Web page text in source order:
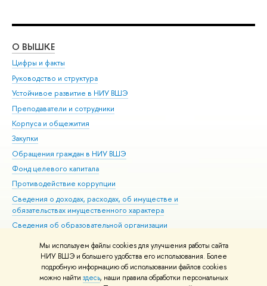
Мы используем файлы cookies для улучшения работы сайта
НИУ ВШЭ и большего удобства его использования. Более
подробную информацию об использовании файлов cookies
можно найти здесь, наши правила обработки персональных
О ВЫШКЕ
Цифры и факты
Руководство и структура
Устойчивое развитие в НИУ ВШЭ
Преподаватели и сотрудники
Корпуса и общежития
Закупки
Обращения граждан в НИУ ВШЭ
Фонд целевого капитала
Противодействие коррупции
Сведения о доходах, расходах, об имуществе и
обязательствах имущественного характера
Сведения об образовательной организации
Людям с ограниченными возможностями здоровья
Единая платежная страница
Работа в Вышке